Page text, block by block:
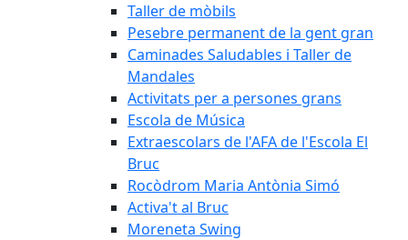
Taller de mòbils
Pesebre permanent de la gent gran
Caminades Saludables i Taller de
Mandales
Activitats per a persones grans
Escola de Música
Extraescolars de l'AFA de l'Escola El
Bruc
Rocòdrom Maria Antònia Simó
Activa't al Bruc
Moreneta Swing